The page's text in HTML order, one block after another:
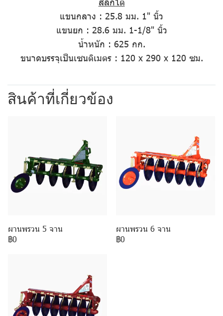
แขนกลาง : 25.8 มม. 1" นิ้ว
แขนยก : 28.6 มม. 1-1/8" นิ้ว
น้ำหนัก : 625 กก.
ขนาดบรรจุเป็นเซนติเมตร: 120 x 290 x 120 ซม.
สินค้าที่เกี่ยวข้อง
ผานพรวน 5 จาน
฿0
ผานพรวน 6 จาน
฿0